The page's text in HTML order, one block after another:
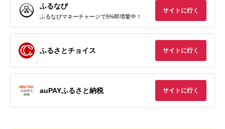
ふるなび
ふるなびマネーチャージで5%即増量中！
サイトに行く
ふるさとチョイス サイトに行く
auPAYふるさと納税 サイトに行く